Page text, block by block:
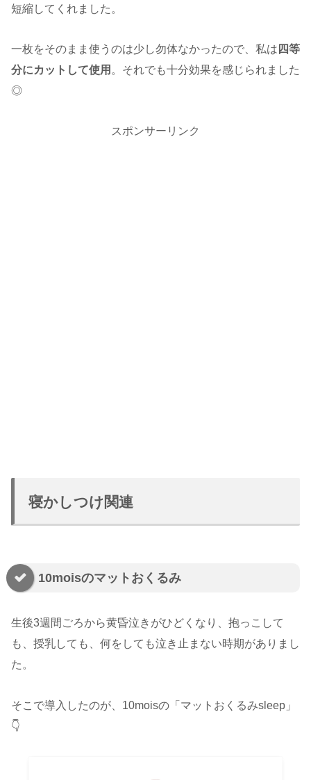
短縮してくれました。
一枚をそのまま使うのは少し勿体なかったので、私は 四等
分にカットして使用 。それでも十分効果を感じられました
◎
スポンサーリンク
寝かしつけ関連
10moisのマットおくるみ
生後3週間ごろから黄昏泣きがひどくなり、抱っこして
も、授乳しても、何をしても泣き止まない時期がありまし
た。
そこで導入したのが、10moisの「マットおくるみsleep」
👇